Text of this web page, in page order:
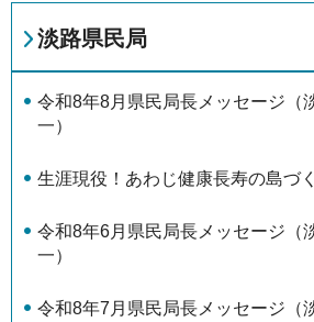
淡路県民局
令和8年8月県民局長メッセージ
一）
生涯現役！あわじ健康長寿の島づ
令和8年6月県民局長メッセージ
一）
令和8年7月県民局長メッセージ